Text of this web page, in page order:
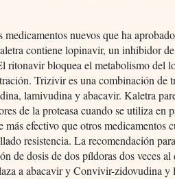
medicamentos nuevos que ha
contiene lopinavir, un inhibidor
ritonavir bloquea el metabolismo del
Trizivir es una combinación de
lamivudina y abacavir. Kaletra
de la proteasa cuando se utiliza en
más efectivo que otros medicamentos
resistencia. La recomendación
de dosis de dos píldoras dos veces
a abacavir y Convivir-zidovudina y